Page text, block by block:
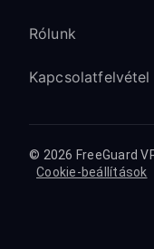
Rólunk
Kapcsolatfelvétel
© 2026 FreeGuard
Cookie-beállítások